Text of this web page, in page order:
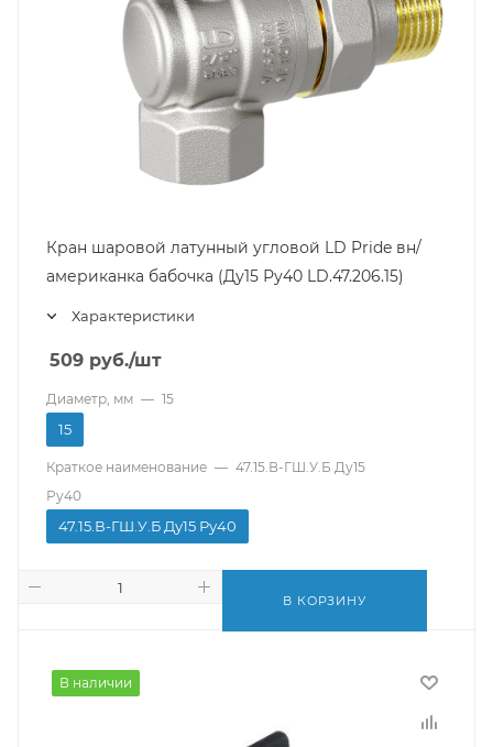
Кран шаровой латунный угловой LD Pride вн/
американка бабочка (Ду15 Ру40 LD.47.206.15)
Характеристики
509 руб./шт
Диаметр, мм — 15
15
Краткое наименование — 47.15.В-ГШ.У.Б Ду15
Ру40
47.15.В-ГШ.У.Б Ду15 Ру40
В КОРЗИНУ
В наличии